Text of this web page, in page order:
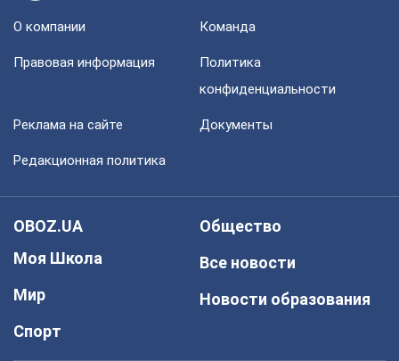
О компании Команда
Правовая информация
Политика
конфиденциальности
Реклама на сайте Документы
Редакционная политика
OBOZ.UA
Моя Школа
Мир
Спорт
Общество
Все новости
Новости образования